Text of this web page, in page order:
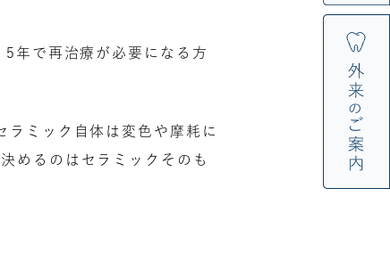
年で再治療が必要になる方
ラミック自体は変色や摩耗に
めるのはセラミックそのも